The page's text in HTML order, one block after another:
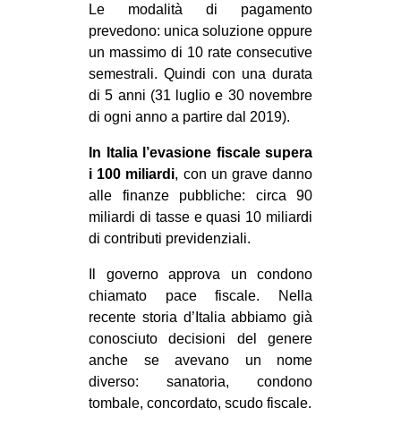
MUSICA
RECENSIONI
INTERNAZIONALE
AFRICA
AMERICHE
ESTREMO ORIENTE
EUROPA
MEDIO ORIENTE
MONDO
EVENTI
in
Le modalità di pagamento
prevedono: unica soluzione oppure
un massimo di 10 rate consecutive
semestrali. Quindi con una durata
di 5 anni (31 luglio e 30 novembre
di ogni anno a partire dal 2019).
In Italia l’evasione fiscale supera
i 100 miliardi, con un grave danno
alle finanze pubbliche: circa 90
miliardi di tasse e quasi 10 miliardi
di contributi previdenziali.
Il governo approva un condono
chiamato pace fiscale. Nella
recente storia d’Italia abbiamo già
conosciuto decisioni del genere
anche se avevano un nome
diverso: sanatoria, condono
tombale, concordato, scudo fiscale.